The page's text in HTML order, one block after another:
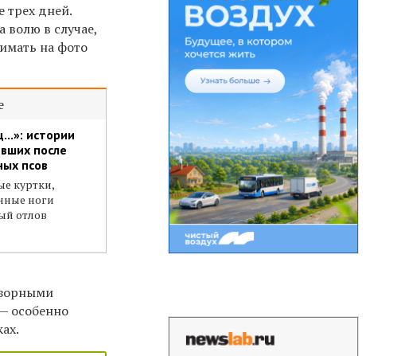
трех дней.
волю в случае,
на фото
истории
после
псов
куртки,
ноги
отлов
особенно